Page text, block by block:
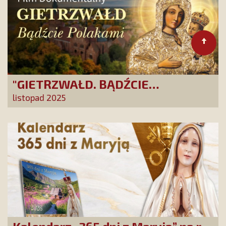
"GIETRZWAŁD. BĄDŹCIE
POLAKAMI". Wesprzyj produkcję
nowego filmu PCh24 TV
listopad 2025